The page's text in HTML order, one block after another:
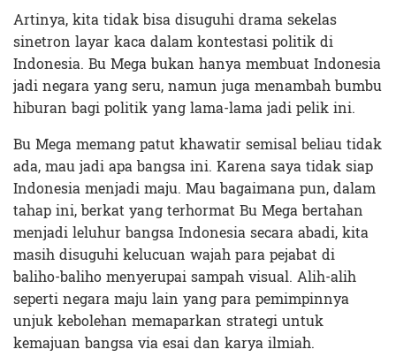
Artinya, kita tidak bisa disuguhi drama sekelas
sinetron layar kaca dalam kontestasi politik di
Indonesia. Bu Mega bukan hanya membuat Indonesia
jadi negara yang seru, namun juga menambah bumbu
hiburan bagi politik yang lama-lama jadi pelik ini.
Bu Mega memang patut khawatir semisal beliau tidak
ada, mau jadi apa bangsa ini. Karena saya tidak siap
Indonesia menjadi maju. Mau bagaimana pun, dalam
tahap ini, berkat yang terhormat Bu Mega bertahan
menjadi leluhur bangsa Indonesia secara abadi, kita
masih disuguhi kelucuan wajah para pejabat di
baliho-baliho menyerupai sampah visual. Alih-alih
seperti negara maju lain yang para pemimpinnya
unjuk kebolehan memaparkan strategi untuk
kemajuan bangsa via esai dan karya ilmiah.